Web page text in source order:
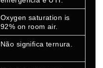
Oxygen saturation is
92% on room air.
Não significa ternura.